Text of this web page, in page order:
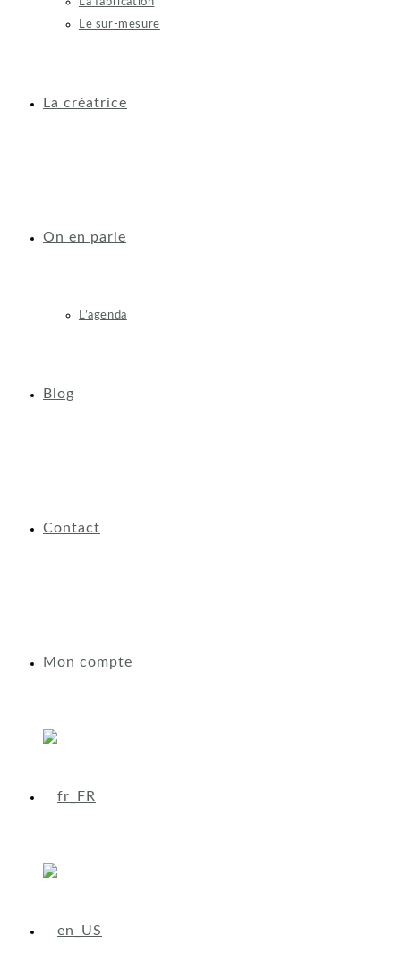
Le sur-mesure
La créatrice
On en parle
L’agenda
Blog
Contact
Mon compte